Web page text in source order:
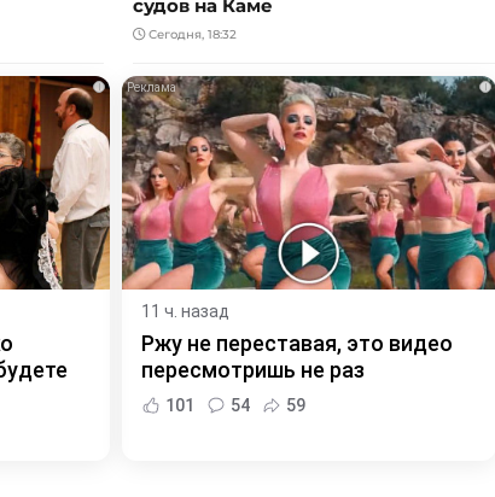
судов на Каме
Сегодня, 18:32
i i
11 ч. назад
Ржу не переставая, это видео
пересмотришь не раз
101 54 59